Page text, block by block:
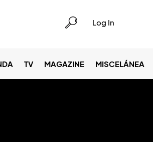
Log In
TV MAGAZINE MISCELÁNEA